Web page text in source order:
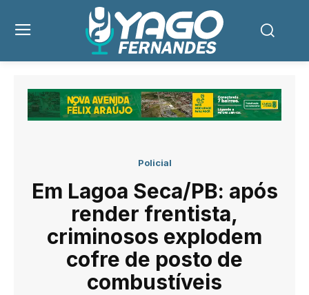
Policial
Em Lagoa Seca/PB: após
render frentista,
criminosos explodem
cofre de posto de
combustíveis